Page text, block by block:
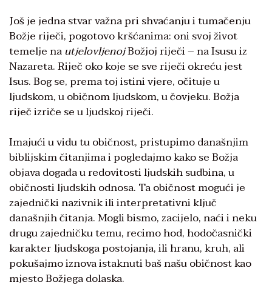
Još je jedna stvar važna pri shvaćanju i tumačenju
Božje riječi, pogotovo kršćanima: oni svoj život
temelje nautjelovljenojBožjoj riječi – na Isusu iz
Nazareta. Riječ oko koje se sve riječi okreću jest
Isus. Bog se, prema toj istini vjere, očituje u
ljudskom, u običnom ljudskom, u čovjeku. Božja
riječ izriče se u ljudskoj riječi.
Imajući u vidu tu običnost, pristupimo današnjim
biblijskim čitanjima i pogledajmo kako se Božja
objava događa u redovitosti ljudskih sudbina, u
običnosti ljudskih odnosa. Ta običnost mogući je
zajednički nazivnik ili interpretativni ključ
današnjih čitanja. Mogli bismo, zacijelo, naći i neku
drugu zajedničku temu, recimo hod, hodočasnički
karakter ljudskoga postojanja, ili hranu, kruh, ali
pokušajmo iznova istaknuti baš našu običnost kao
mjesto Božjega dolaska.